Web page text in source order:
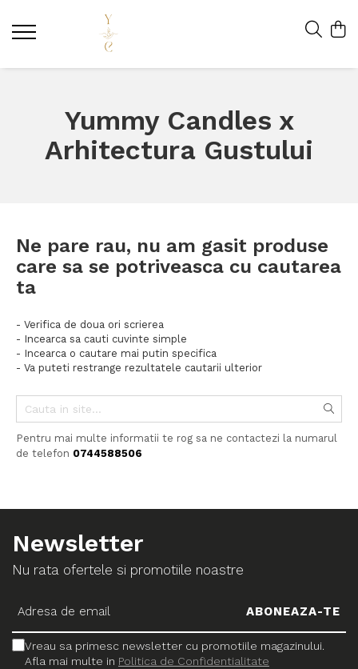
Yummy Candles x
Arhitectura Gustului
Ne pare rau, nu am gasit produse
care sa se potriveasca cu cautarea
ta
- Verifica de doua ori scrierea
- Incearca sa cauti cuvinte simple
- Incearca o cautare mai putin specifica
- Va puteti restrange rezultatele cautarii ulterior
Pentru mai multe informatii te rog sa ne contactezi la numarul
de telefon 0744588506
Newsletter
Nu rata ofertele si promotiile noastre
Vreau sa primesc newsletter cu promotiile magazinului.
Afla mai multe in Politica de Confidentialitate